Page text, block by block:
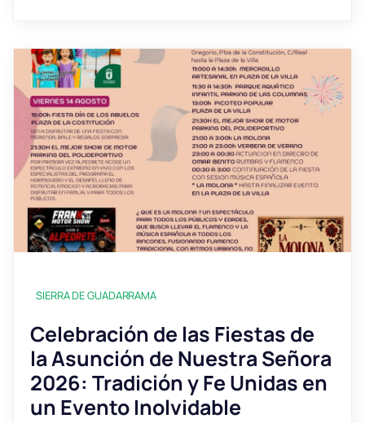
SIERRA DE GUADARRAMA
Celebración de las Fiestas de
la Asunción de Nuestra Señora
2026: Tradición y Fe Unidas en
un Evento Inolvidable